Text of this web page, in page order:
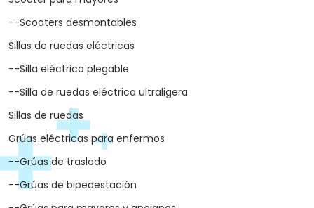
--Scooters desmontables
Sillas de ruedas eléctricas
--Silla eléctrica plegable
--Silla de ruedas eléctrica ultraligera
Sillas de ruedas
Grúas eléctricas para enfermos
--Grúas de traslado
--Grúas de bipedestación